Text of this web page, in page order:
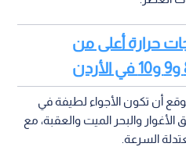
حرارة أعلى من
أن تكون الأجواء لطيفة في
والبحر الميت والعقبة، مع
السرعة.